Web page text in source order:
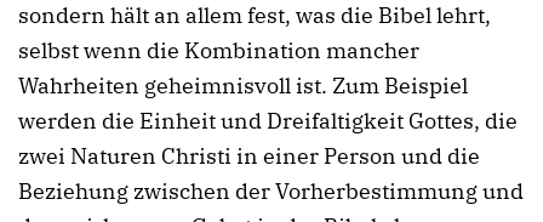
sondern hält an allem fest, was die Bibel lehrt,
selbst wenn die Kombination mancher
Wahrheiten geheimnisvoll ist. Zum Beispiel
werden die Einheit und Dreifaltigkeit Gottes, die
zwei Naturen Christi in einer Person und die
Beziehung zwischen der Vorherbestimmung und